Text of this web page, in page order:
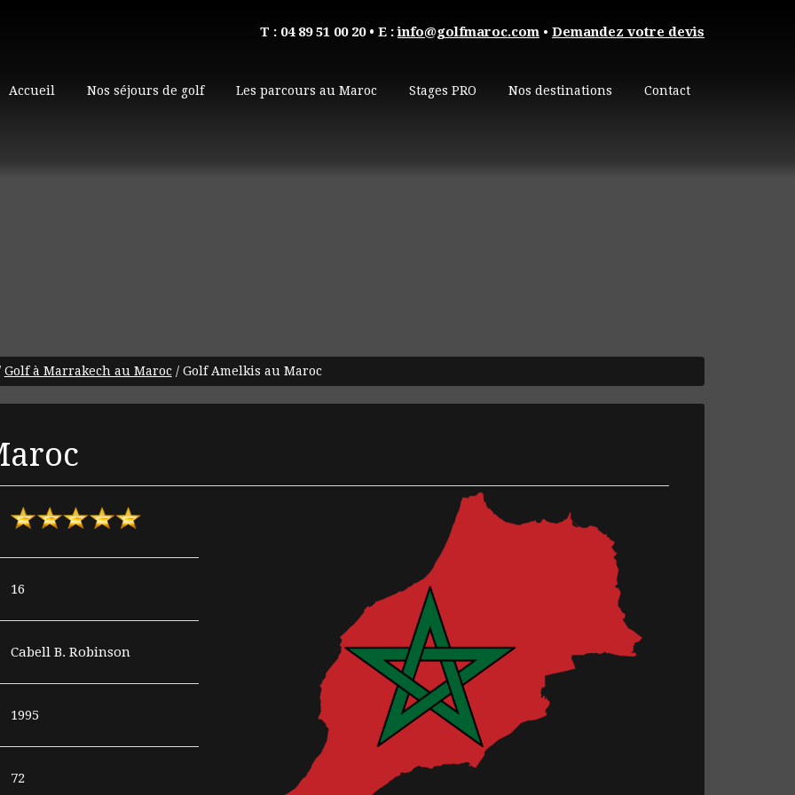
T : 04 89 51 00 20• E :info@golfmaroc.com • Demandez votre devis
Accueil Nos séjours de golf Les parcours au Maroc Stages PRO Nos destinations Contact
Golf à Marrakech au Maroc /Golf Amelkis au Maroc
16
Cabell B. Robinson
1995
72